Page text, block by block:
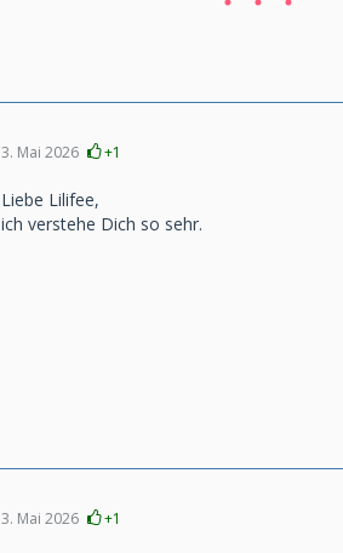
3. Mai 2026 +1
Liebe Lilifee,
ich verstehe Dich so sehr.
3. Mai 2026 +1